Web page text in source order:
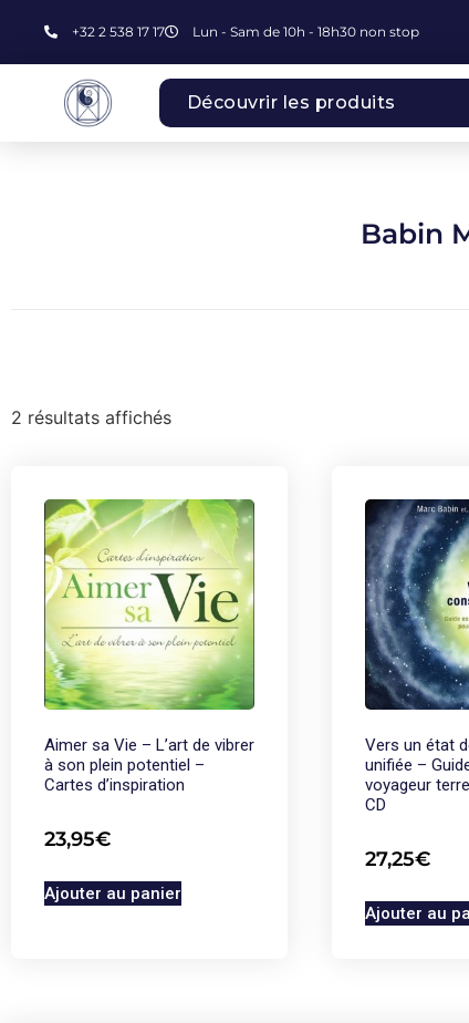
+32 2 538 17 17 Lun - Sam de 10h - 18h30 non stop
Découvrir les produits
Babin
2 résultats affichés
Aimer sa Vie – L’art de vibrer
à son plein potentiel –
Cartes d’inspiration
23,95€
Ajouter au panier
Vers un état
unifiée –
voyageur
CD
27,25€
Ajouter au